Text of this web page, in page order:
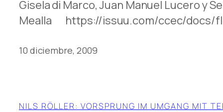
Gisela di Marco, Juan Manuel Lucero y
Mealla https://issuu.com/ccec/docs/
10 diciembre, 2009
NILS RÖLLER: VORSPRUNG IM UMGANG MIT